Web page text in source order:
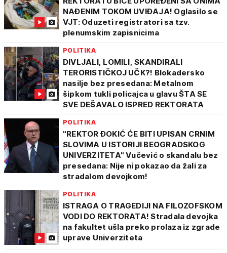
NAĐENIM TOKOM UVIĐAJA! Oglasilo se
VJT: Oduzeti registratori sa tzv.
plenumskim zapisnicima
POLITIKA
DIVLJALI, LOMILI, SKANDIRALI
TERORISTIČKOJ UČK?! Blokadersko
nasilje bez presedana: Metalnom
šipkom tukli policajca u glavu ŠTA SE
SVE DEŠAVALO ISPRED REKTORATA
POLITIKA
"REKTOR ĐOKIĆ ĆE BITI UPISAN CRNIM
SLOVIMA U ISTORIJI BEOGRADSKOG
UNIVERZITETA" Vučević o skandalu bez
presedana: Nije ni pokazao da žali za
stradalom devojkom!
POLITIKA
ISTRAGA O TRAGEDIJI NA FILOZOFSKOM
VODI DO REKTORATA! Stradala devojka
na fakultet ušla preko prolaza iz zgrade
uprave Univerziteta